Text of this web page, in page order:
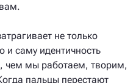
не только
и саму идентичность
чем мы работаем, творим,
пальцы перестают